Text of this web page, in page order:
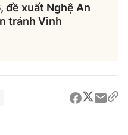
đề xuất Nghệ An
tránh Vinh